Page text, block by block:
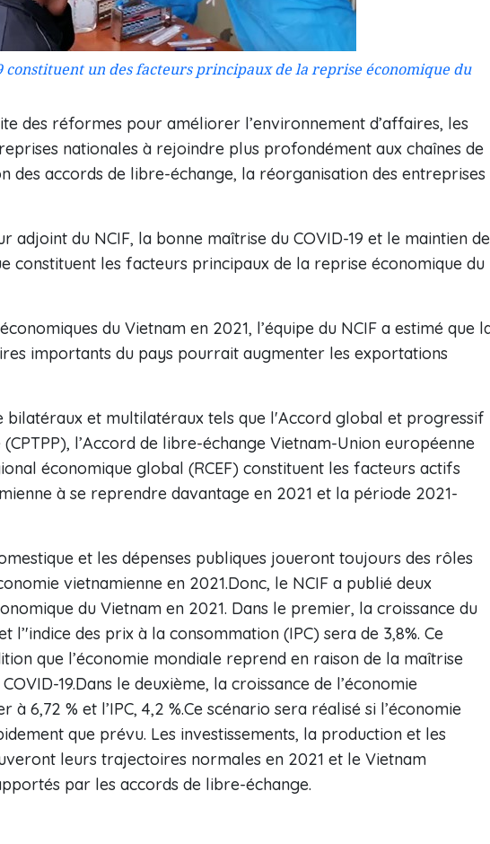
constituent un des facteurs principaux de la reprise économique du
des réformes pour améliorer l’environnement d’affaires, les
nationales à rejoindre plus profondément aux chaînes de
des accords de libre-échange, la réorganisation des entreprises
adjoint du NCIF, la bonne maîtrise du COVID-19 et le maintien de
constituent les facteurs principaux de la reprise économique du
du Vietnam en 2021, l’équipe du NCIF a estimé que
importants du pays pourrait augmenter les exportations
bilatéraux et multilatéraux tels que l'Accord global et progressif
l’Accord de libre-échange Vietnam-Union européenne
économique global (RCEF) constituent les facteurs actifs
à se reprendre davantage en 2021 et la période 2021-
et les dépenses publiques joueront toujours des rôles
vietnamienne en 2021.Donc, le NCIF a publié deux
du Vietnam en 2021. Dans le premier, la croissance du
l’'indice des prix à la consommation (IPC) sera de 3,8%. Ce
que l’économie mondiale reprend en raison de la maîtrise
19.Dans le deuxième, la croissance de l’économie
6,72 % et l’IPC, 4,2 %.Ce scénario sera réalisé si l’économie
que prévu. Les investissements, la production et les
leurs trajectoires normales en 2021 et le Vietnam
par les accords de libre-échange.